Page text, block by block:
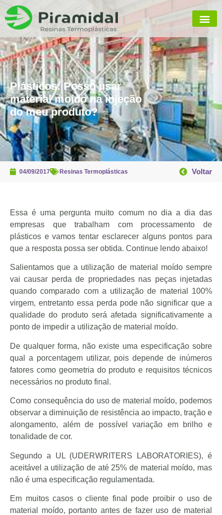
Plásticos: Posso usar
material moído na injeção
do meu produto?
04/09/2017 Resinas Termoplásticas Voltar
Essa é uma pergunta muito comum no dia a dia das
empresas que trabalham com processamento de
plásticos e vamos tentar esclarecer alguns pontos para
que a resposta possa ser obtida. Continue lendo abaixo!
Salientamos que a utilização de material moído sempre
vai causar perda de propriedades nas peças injetadas
quando comparado com a utilização de material 100%
virgem, entretanto essa perda pode não significar que a
qualidade do produto será afetada significativamente a
ponto de impedir a utilização de material moído.
De qualquer forma, não existe uma especificação sobre
qual a porcentagem utilizar, pois depende de inúmeros
fatores como geometria do produto e requisitos técnicos
necessários no produto final.
Como consequência do uso de material moído, podemos
observar a diminuição de resistência ao impacto, tração e
alongamento, além de possível variação em brilho e
tonalidade de cor.
Segundo a UL (UDERWRITERS LABORATORIES), é
aceitável a utilização de até 25% de material moído, mas
não é uma especificação regulamentada.
Em muitos casos o cliente final pode proibir o uso de
material moído, portanto antes de fazer uso de material